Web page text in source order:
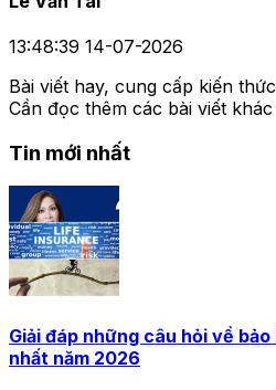
13:48:39 14-07-2026
Bài viết hay, cung cấp kiến
Cần đọc thêm các bài viết
Tin mới nhất
Giải đáp những câu hỏi về
nhất năm 2026